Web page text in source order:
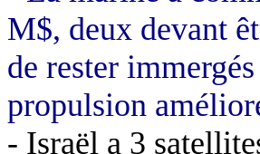
M$, deux devant
de rester
propulsion
- Israël a 3